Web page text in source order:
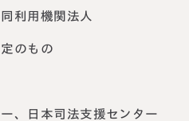
利用機関法人
のもの
、日本司法支援センター